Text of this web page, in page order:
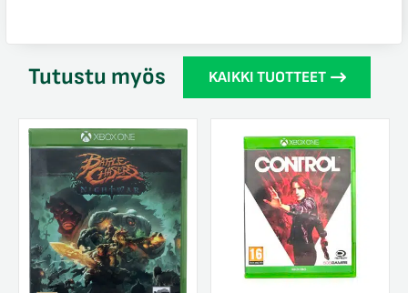
Tutustu myös KAIKKI TUOTTEET